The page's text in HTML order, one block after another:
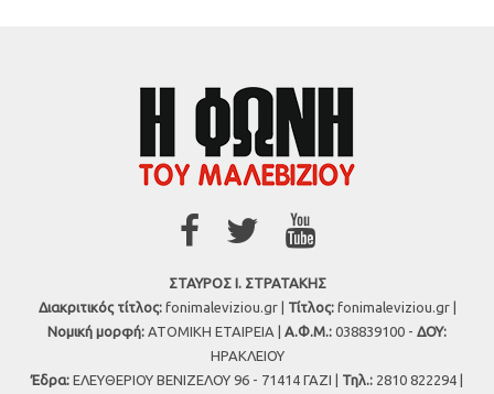
ΣΤΑΥΡΟΣ Ι. ΣΤΡΑΤΑΚΗΣ
Διακριτικός τίτλος:fonimaleviziou.gr | Τίτλος:fonimaleviziou.gr |
Νομική μορφή: ΑΤΟΜΙΚΗ ΕΤΑΙΡΕΙΑ | Α.Φ.Μ.: 038839100 - ΔΟΥ:
ΗΡΑΚΛΕΙΟΥ
Έδρα: ΕΛΕΥΘΕΡΙΟΥ ΒΕΝΙΖΕΛΟΥ 96 - 71414 ΓΑΖΙ | Τηλ.: 2810 822294 |